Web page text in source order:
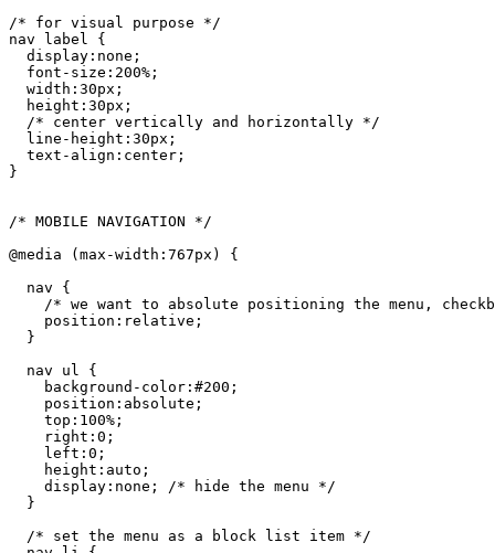
/* for visual purpose */
nav label {
  display:none;
  font-size:200%;
  width:30px;
  height:30px;
  /* center vertically and horizontally */
  line-height:30px;
  text-align:center;
}
/* MOBILE NAVIGATION */
@media (max-width:767px) {
  nav {
/* we want to absolute positioning the menu,
    position:relative;
  }
  nav ul {
    background-color:#200;
    position:absolute;
    top:100%;
    right:0;
    left:0;
    height:auto;
    display:none; /* hide the menu */
  }
  /* set the menu as a block list item */